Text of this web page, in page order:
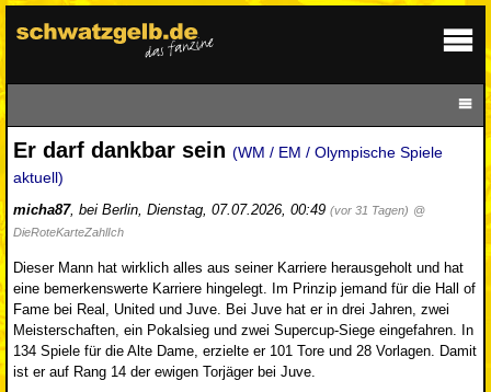
Er darf dankbar sein (WM / EM / Olympische Spiele
aktuell)
micha87, bei Berlin, Dienstag, 07.07.2026, 00:49 (vor 31 Tagen) @
DieRoteKarteZahlIch
Dieser Mann hat wirklich alles aus seiner Karriere herausgeholt und hat
eine bemerkenswerte Karriere hingelegt. Im Prinzip jemand für die Hall of
Fame bei Real, United und Juve. Bei Juve hat er in drei Jahren, zwei
Meisterschaften, ein Pokalsieg und zwei Supercup-Siege eingefahren. In
134 Spiele für die Alte Dame, erzielte er 101 Tore und 28 Vorlagen. Damit
ist er auf Rang 14 der ewigen Torjäger bei Juve.